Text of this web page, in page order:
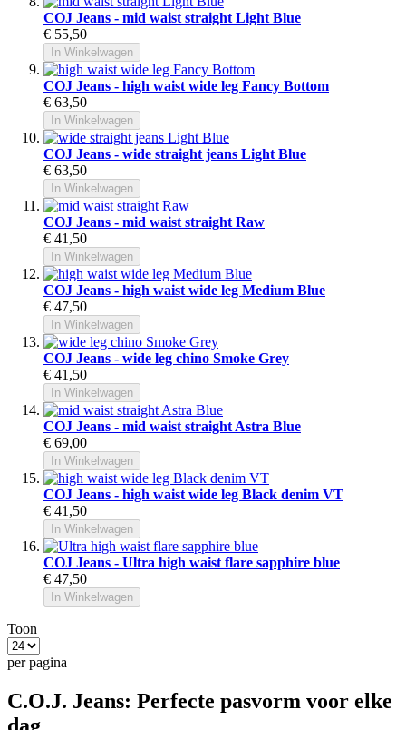
COJ Jeans - mid waist straight Light Blue
€ 55,50
In Winkelwagen
COJ Jeans - high waist wide leg Fancy Bottom
€ 63,50
In Winkelwagen
COJ Jeans - wide straight jeans Light Blue
€ 63,50
In Winkelwagen
COJ Jeans - mid waist straight Raw
€ 41,50
In Winkelwagen
COJ Jeans - high waist wide leg Medium Blue
€ 47,50
In Winkelwagen
COJ Jeans - wide leg chino Smoke Grey
€ 41,50
In Winkelwagen
COJ Jeans - mid waist straight Astra Blue
€ 69,00
In Winkelwagen
COJ Jeans - high waist wide leg Black denim VT
€ 41,50
In Winkelwagen
COJ Jeans - Ultra high waist flare sapphire blue
€ 47,50
In Winkelwagen
Toon
per pagina
C.O.J. Jeans: Perfecte pasvorm voor elke
dag